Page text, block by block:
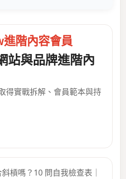
階內容會員
站與品牌進階內
得實戰拆解、會員範本與持
槓嗎？10 問自我檢查表｜